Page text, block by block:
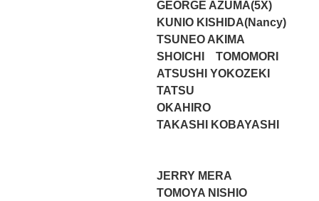
GEORGE AZUMA(5X)
KUNIO KISHIDA(Nancy)
TSUNEO AKIMA
SHOICHI TOMOMORI
ATSUSHI YOKOZEKI
TATSU
OKAHIRO
TAKASHI KOBAYASHI
JERRY MERA
TOMOYA NISHIO